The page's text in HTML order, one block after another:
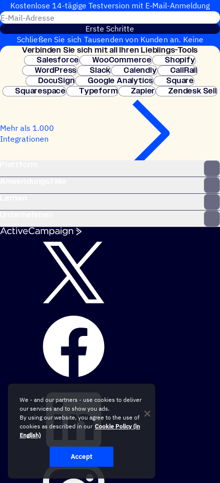
Kosten­lose 14-tägige Test­ver­sion mit E‑Mail-Anmel­dung
Erste Schritte
Schließen Sie sich Tausenden von Kunden an. Keine
Kreditkarte erforderlich. Sofortige Einrichtung.
Verbin­den Sie sich mit all Ihren Lieblings-Tools
Salesforce
WooCommerce
Shopify
WordPress
Slack Calendly
CallRail
DocuSign
Google Analytics
Square
Squarespace
Typeform Zapier Zendesk Sell
Mehr als 1.000
Integrationen
We - and our partners - use cookies to deliver
our services and to show you ads.
By using our website, you agree to the use of
cookies as described in our Cookie Policy (in
English)
Accept